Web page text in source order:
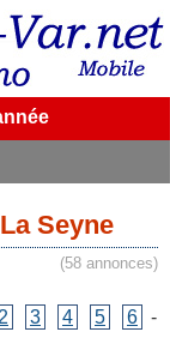
Seyne
(58 annonces)
2 3 4 5 6
-